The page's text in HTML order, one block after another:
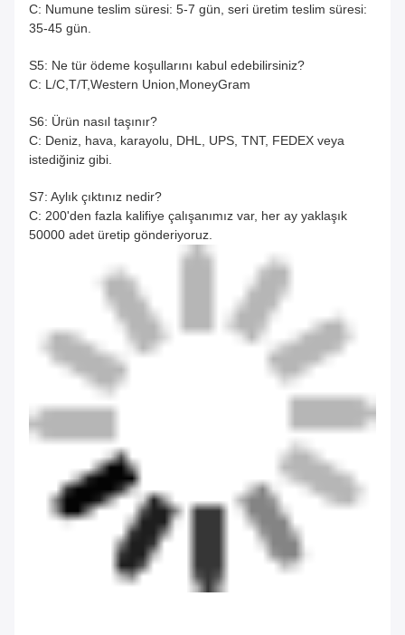
C: Numune teslim süresi: 5-7 gün, seri üretim teslim süresi:
35-45 gün.
S5: Ne tür ödeme koşullarını kabul edebilirsiniz?
C: L/C,T/T,Western Union,MoneyGram
S6: Ürün nasıl taşınır?
C: Deniz, hava, karayolu, DHL, UPS, TNT, FEDEX veya
istediğiniz gibi.
S7: Aylık çıktınız nedir?
C: 200'den fazla kalifiye çalışanımız var, her ay yaklaşık
50000 adet üretip gönderiyoruz.